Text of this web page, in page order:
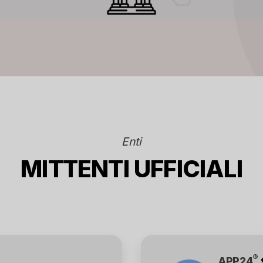
Enti
MITTENTI UFFICIALI
®